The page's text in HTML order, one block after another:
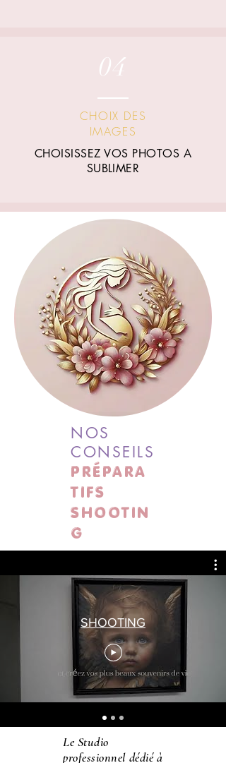
04
CHOIX DES
IMAGES
CHOISISSEZ VOS PHOTOS A
SUBLIMER
NOS
CONSEILS
PRÉPARA
TIFS
SHOOTIN
G
SHOOTING
Le Studio
professionnel dédié à